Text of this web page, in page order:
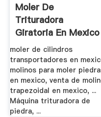
Moler De
Trituradora
Giratoria En Mexico
– .
moler de cilindros
transportadores en
molinos para moler
en mexico, venta de
trapezoidal en mexico, ...
Máquina trituradora de
piedra, ...